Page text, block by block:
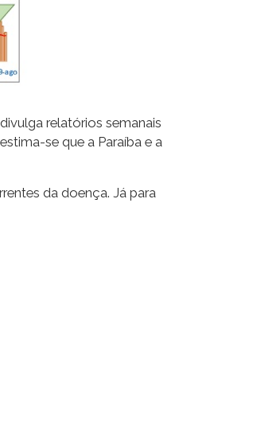
relatórios semanais
se que a Paraíba e a
da doença. Já para